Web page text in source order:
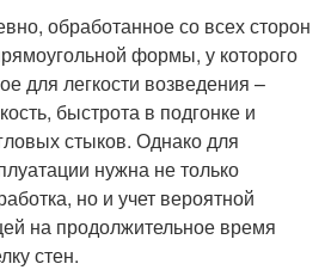
обработанное со всех сторон
формы, у которого
для легкости возведения –
быстрота в подгонке и
стыков. Однако для
нужна не только
но и учет вероятной
на продолжительное время
стен.